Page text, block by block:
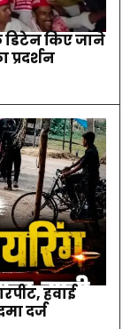
किए जाने
हवाई
दर्ज